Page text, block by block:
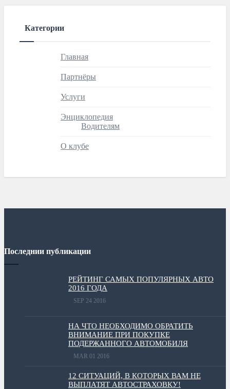
Категории
Главная
Партнёры
Услуги
Энциклопедия
Водителям
О клубе
Последнии публикации
РЕЙТИНГ САМЫХ ПОПУЛЯРНЫХ АВТО
2016 ГОДА
SEP 24 2016
НА ЧТО НЕОБХОДИМО ОБРАТИТЬ
ВНИМАНИЕ ПРИ ПОКУПКЕ
ПОДЕРЖАННОГО АВТОМОБИЛЯ
MAR 01 2016
12 СИТУАЦИЙ, В КОТОРЫХ ВАМ НЕ
ВЫПЛАТЯТ АВТОСТРАХОВКУ!